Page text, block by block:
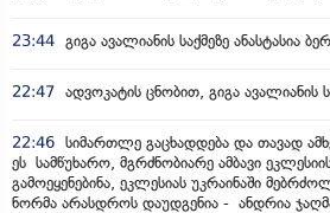
23:44 გიგა ავალიანის საქმეზე ანასტასია
22:47 ადვოკატის ცნობით, გიგა ავალიანის
22:46 სიმართლე გაცხადდება და თავად
ეს სამწუხარო, მგრძნობიარე ამბავი
გამოეყენებინა, ეკლესიას უკრაინაში
ნორმა არასდროს დაუდგენია - ანდრია